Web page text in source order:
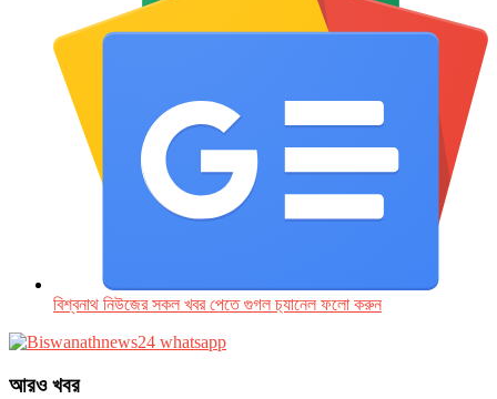
বিশ্বনাথ নিউজের সকল খবর পেতে গুগল চ‌্যানেল ফলো করুন
আরও খবর